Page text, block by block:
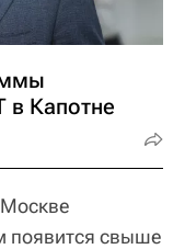
в Капотне
появится свыше